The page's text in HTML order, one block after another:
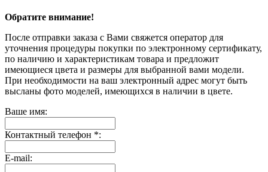
Обратите внимание!
После отправки заказа с Вами свяжется оператор для
уточнения процедуры покупки по электронному сертификату,
по наличию и характеристикам товара и предложит
имеющиеся цвета и размеры для выбранной вами модели.
При необходимости на ваш электронный адрес могут быть
высланы фото моделей, имеющихся в наличии в цвете.
Ваше имя:
Контактный телефон *:
E-mail: